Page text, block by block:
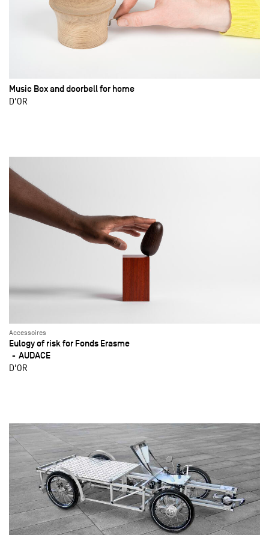
Music Box and doorbell for home
D'OR
Accessoires
Eulogy of risk for Fonds Erasme
AUDACE
D'OR